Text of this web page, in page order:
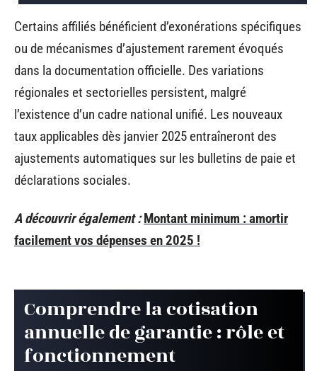
Certains affiliés bénéficient d’exonérations spécifiques
ou de mécanismes d’ajustement rarement évoqués
dans la documentation officielle. Des variations
régionales et sectorielles persistent, malgré
l’existence d’un cadre national unifié. Les nouveaux
taux applicables dès janvier 2025 entraîneront des
ajustements automatiques sur les bulletins de paie et
déclarations sociales.
A découvrir également : Montant minimum : amortir
facilement vos dépenses en 2025 !
Comprendre la cotisation
annuelle de garantie : rôle et
fonctionnement